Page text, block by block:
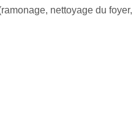
nettoyage du foyer,